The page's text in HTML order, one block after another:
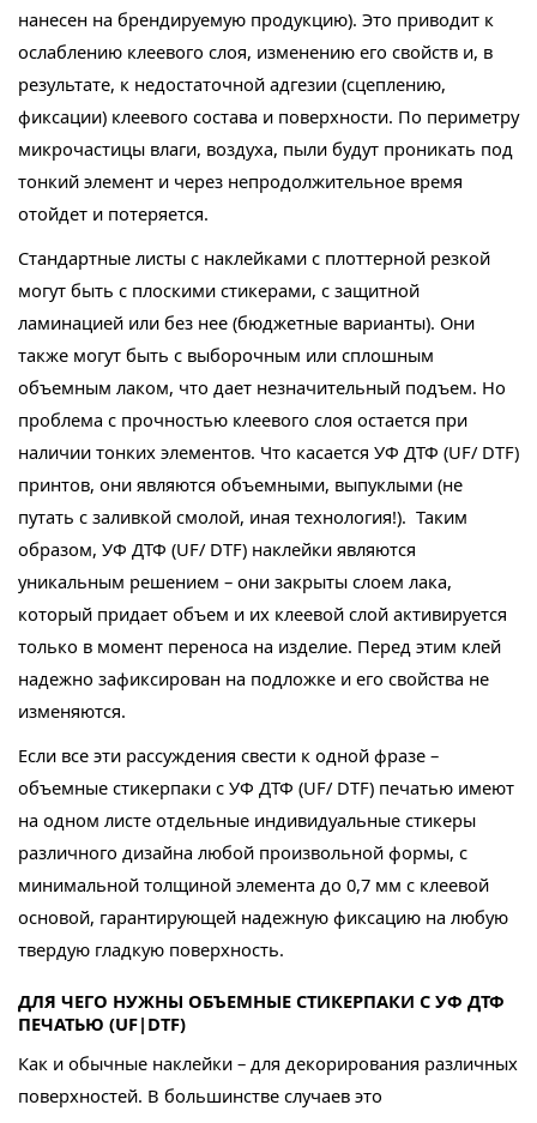
нанесен на брендируемую продукцию). Это приводит к
ослаблению клеевого слоя, изменению его свойств и, в
результате, к недостаточной адгезии (сцеплению,
фиксации) клеевого состава и поверхности. По периметру
микрочастицы влаги, воздуха, пыли будут проникать под
тонкий элемент и через непродолжительное время
отойдет и потеряется.
Стандартные листы с наклейками с плоттерной резкой
могут быть с плоскими стикерами, с защитной
ламинацией или без нее (бюджетные варианты). Они
также могут быть с выборочным или сплошным
объемным лаком, что дает незначительный подъем. Но
проблема с прочностью клеевого слоя остается при
наличии тонких элементов. Что касается УФ ДТФ (UF/ DTF)
принтов, они являются объемными, выпуклыми (не
путать с заливкой смолой, иная технология!). Таким
образом, УФ ДТФ (UF/ DTF) наклейки являются
уникальным решением – они закрыты слоем лака,
который придает объем и их клеевой слой активируется
только в момент переноса на изделие. Перед этим клей
надежно зафиксирован на подложке и его свойства не
изменяются.
Если все эти рассуждения свести к одной фразе –
объемные стикерпаки с УФ ДТФ (UF/ DTF) печатью имеют
на одном листе отдельные индивидуальные стикеры
различного дизайна любой произвольной формы, с
минимальной толщиной элемента до 0,7 мм с клеевой
основой, гарантирующей надежную фиксацию на любую
твердую гладкую поверхность.
ДЛЯ ЧЕГО НУЖНЫ ОБЪЕМНЫЕ СТИКЕРПАКИ С УФ ДТФ
ПЕЧАТЬЮ (UF|DTF)
Как и обычные наклейки – для декорирования различных
поверхностей. В большинстве случаев это